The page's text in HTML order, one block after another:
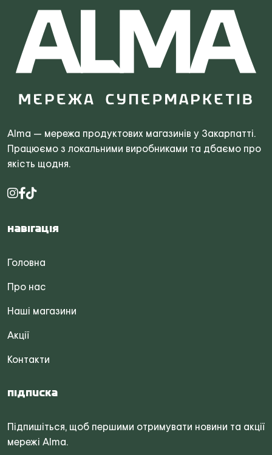
Alma — мережа продуктових магазинів у Закарпатті.
Працюємо з локальними виробниками та дбаємо про
якість щодня.
Навігація
Головна
Про нас
Наші магазини
Акції
Контакти
Підписка
Підпишіться, щоб першими отримувати новини та акції
мережі Alma.